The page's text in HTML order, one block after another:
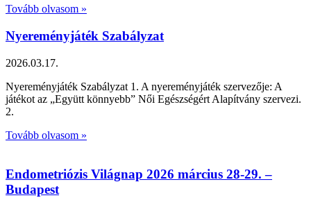
Tovább olvasom »
Nyereményjáték Szabályzat
2026.03.17.
Nyereményjáték Szabályzat 1. A nyereményjáték szervezője: A
játékot az „Együtt könnyebb” Női Egészségért Alapítvány szervezi.
2.
Tovább olvasom »
Endometriózis Világnap 2026 március 28-29. –
Budapest